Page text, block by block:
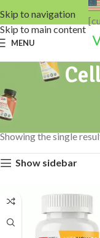
Skip to navigation
Skip to main content
MENU
Home
Products
Showing the single
Show sidebar